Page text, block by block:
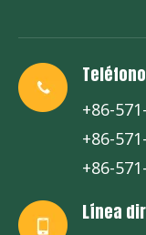
Teléfono
+86-
+86-
+86-
Línea